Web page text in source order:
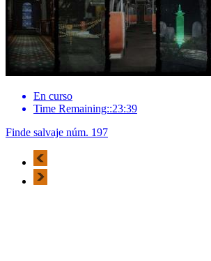
En curso
Time Remaining::23:39
Finde salvaje núm. 197